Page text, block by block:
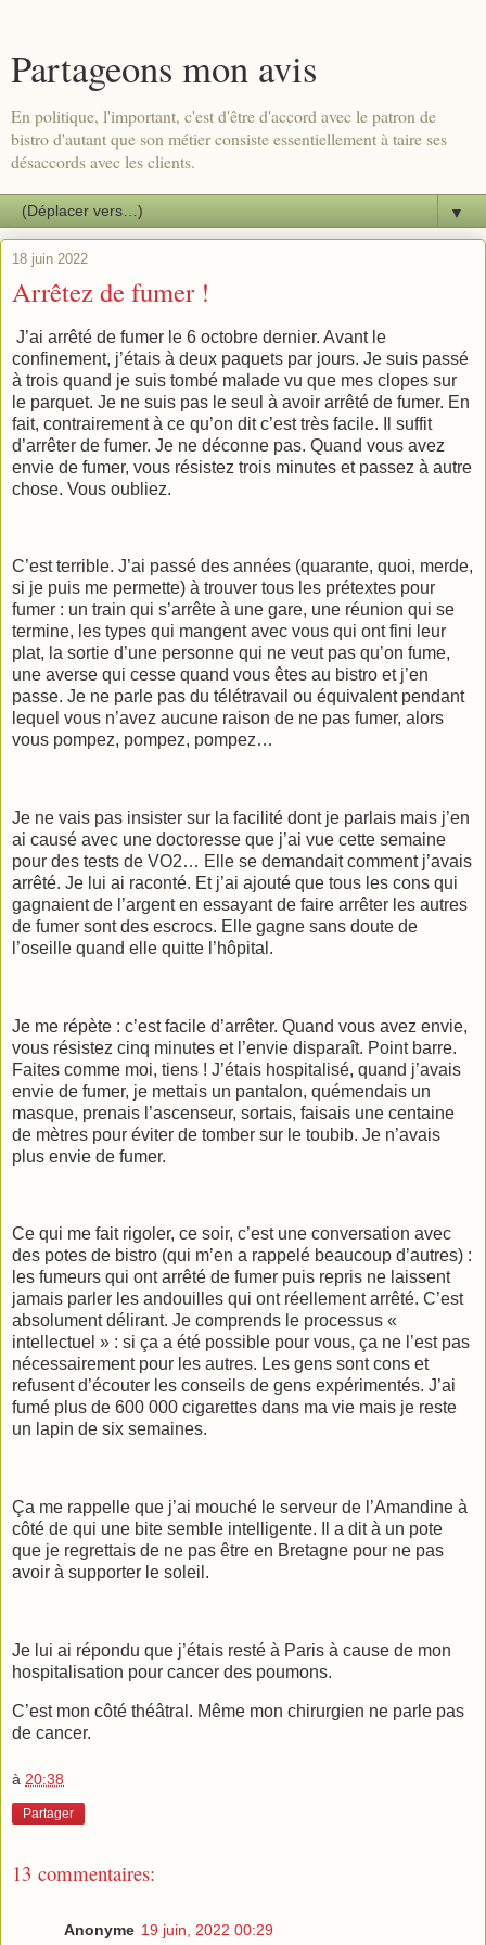
Partageons mon avis
En politique, l'important, c'est d'être d'accord avec le patron de
bistro d'autant que son métier consiste essentiellement à taire ses
désaccords avec les clients.
▼
18 juin 2022
Arrêtez de fumer !
J’ai arrêté de fumer le 6 octobre dernier. Avant le
confinement, j’étais à deux paquets par jours. Je suis passé
à trois quand je suis tombé malade vu que mes clopes sur
le parquet. Je ne suis pas le seul à avoir arrêté de fumer. En
fait, contrairement à ce qu’on dit c’est très facile. Il suffit
d’arrêter de fumer. Je ne déconne pas. Quand vous avez
envie de fumer, vous résistez trois minutes et passez à autre
chose. Vous oubliez.
C’est terrible. J’ai passé des années (quarante, quoi, merde,
si je puis me permette) à trouver tous les prétextes pour
fumer : un train qui s’arrête à une gare, une réunion qui se
termine, les types qui mangent avec vous qui ont fini leur
plat, la sortie d’une personne qui ne veut pas qu’on fume,
une averse qui cesse quand vous êtes au bistro et j’en
passe. Je ne parle pas du télétravail ou équivalent pendant
lequel vous n’avez aucune raison de ne pas fumer, alors
vous pompez, pompez, pompez…
Je ne vais pas insister sur la facilité dont je parlais mais j’en
ai causé avec une doctoresse que j’ai vue cette semaine
pour des tests de VO2… Elle se demandait comment j’avais
arrêté. Je lui ai raconté. Et j’ai ajouté que tous les cons qui
gagnaient de l’argent en essayant de faire arrêter les autres
de fumer sont des escrocs. Elle gagne sans doute de
l’oseille quand elle quitte l’hôpital.
Je me répète : c’est facile d’arrêter. Quand vous avez envie,
vous résistez cinq minutes et l’envie disparaît. Point barre.
Faites comme moi, tiens ! J’étais hospitalisé, quand j’avais
envie de fumer, je mettais un pantalon, quémendais un
masque, prenais l’ascenseur, sortais, faisais une centaine
de mètres pour éviter de tomber sur le toubib. Je n’avais
plus envie de fumer.
Ce qui me fait rigoler, ce soir, c’est une conversation avec
des potes de bistro (qui m’en a rappelé beaucoup d’autres) :
les fumeurs qui ont arrêté de fumer puis repris ne laissent
jamais parler les andouilles qui ont réellement arrêté. C’est
absolument délirant. Je comprends le processus «
intellectuel » : si ça a été possible pour vous, ça ne l’est pas
nécessairement pour les autres. Les gens sont cons et
refusent d’écouter les conseils de gens expérimentés. J’ai
fumé plus de 600 000 cigarettes dans ma vie mais je reste
un lapin de six semaines.
Ça me rappelle que j’ai mouché le serveur de l’Amandine à
côté de qui une bite semble intelligente. Il a dit à un pote
que je regrettais de ne pas être en Bretagne pour ne pas
avoir à supporter le soleil.
Je lui ai répondu que j’étais resté à Paris à cause de mon
hospitalisation pour cancer des poumons.
C’est mon côté théâtral. Même mon chirurgien ne parle pas
de cancer.
à 20:38
Partager
13 commentaires:
Anonyme 19 juin, 2022 00:29